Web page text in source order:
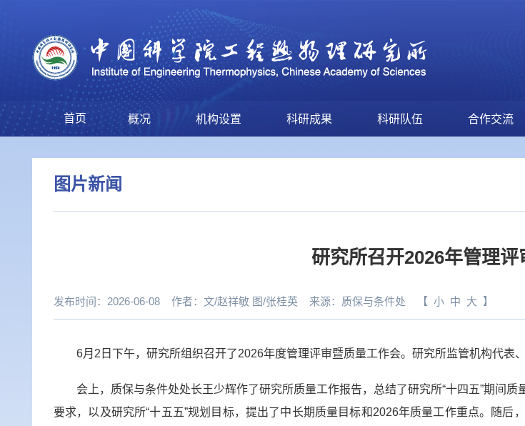
首页 概况 机构设置 科研成果 科研队伍 合作交流
图片新闻
研究所召开2026年管理
发布时间：2026-06-08 作者： 文/赵祥敏 图/张桂英 来源： 质保与条件处 【 小 中 大 】
6月2日下午，研究所组织召开了2026年度管理评审暨质量工作会。研究所监管机构代表
会上，质保与条件处处长王少辉作了研究所质量工作报告，总结了研究所“十四五”期间
要求，以及研究所“十五五”规划目标，提出了中长期质量目标和2026年质量工作重点。随